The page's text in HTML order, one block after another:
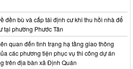
đền bù và cấp tái định cư khi thu hồi nhà để
tại phường Phước Tân
quan đến tình trạng hạ tầng giao thông
các phương tiện phục vụ thi công dự án
trên địa bàn xã Định Quán